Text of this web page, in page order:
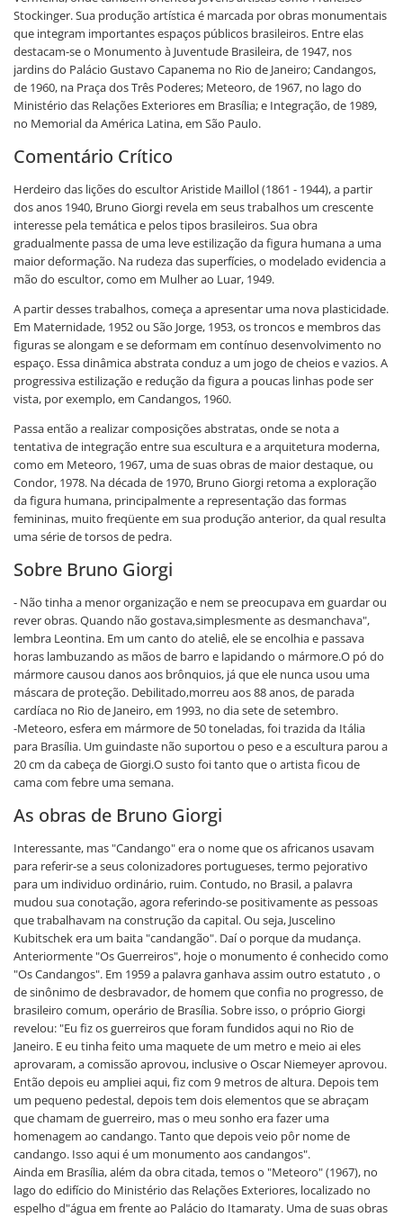
Stockinger. Sua produção artística é marcada por obras monumentais
que integram importantes espaços públicos brasileiros. Entre elas
destacam-se o Monumento à Juventude Brasileira, de 1947, nos
jardins do Palácio Gustavo Capanema no Rio de Janeiro; Candangos,
de 1960, na Praça dos Três Poderes; Meteoro, de 1967, no lago do
Ministério das Relações Exteriores em Brasília; e Integração, de 1989,
no Memorial da América Latina, em São Paulo.
Comentário Crítico
Herdeiro das lições do escultor Aristide Maillol (1861 - 1944), a partir
dos anos 1940, Bruno Giorgi revela em seus trabalhos um crescente
interesse pela temática e pelos tipos brasileiros. Sua obra
gradualmente passa de uma leve estilização da figura humana a uma
maior deformação. Na rudeza das superfícies, o modelado evidencia a
mão do escultor, como em Mulher ao Luar, 1949.
A partir desses trabalhos, começa a apresentar uma nova plasticidade.
Em Maternidade, 1952 ou São Jorge, 1953, os troncos e membros das
figuras se alongam e se deformam em contínuo desenvolvimento no
espaço. Essa dinâmica abstrata conduz a um jogo de cheios e vazios. A
progressiva estilização e redução da figura a poucas linhas pode ser
vista, por exemplo, em Candangos, 1960.
Passa então a realizar composições abstratas, onde se nota a
tentativa de integração entre sua escultura e a arquitetura moderna,
como em Meteoro, 1967, uma de suas obras de maior destaque, ou
Condor, 1978. Na década de 1970, Bruno Giorgi retoma a exploração
da figura humana, principalmente a representação das formas
femininas, muito freqüente em sua produção anterior, da qual resulta
uma série de torsos de pedra.
Sobre Bruno Giorgi
- Não tinha a menor organização e nem se preocupava em guardar ou
rever obras. Quando não gostava,simplesmente as desmanchava",
lembra Leontina. Em um canto do ateliê, ele se encolhia e passava
horas lambuzando as mãos de barro e lapidando o mármore.O pó do
mármore causou danos aos brônquios, já que ele nunca usou uma
máscara de proteção. Debilitado,morreu aos 88 anos, de parada
cardíaca no Rio de Janeiro, em 1993, no dia sete de setembro.
-Meteoro, esfera em mármore de 50 toneladas, foi trazida da Itália
para Brasília. Um guindaste não suportou o peso e a escultura parou a
20 cm da cabeça de Giorgi.O susto foi tanto que o artista ficou de
cama com febre uma semana.
As obras de Bruno Giorgi
Interessante, mas "Candango" era o nome que os africanos usavam
para referir-se a seus colonizadores portugueses, termo pejorativo
para um individuo ordinário, ruim. Contudo, no Brasil, a palavra
mudou sua conotação, agora referindo-se positivamente as pessoas
que trabalhavam na construção da capital. Ou seja, Juscelino
Kubitschek era um baita "candangão". Daí o porque da mudança.
Anteriormente "Os Guerreiros", hoje o monumento é conhecido como
"Os Candangos". Em 1959 a palavra ganhava assim outro estatuto , o
de sinônimo de desbravador, de homem que confia no progresso, de
brasileiro comum, operário de Brasília. Sobre isso, o próprio Giorgi
revelou: "Eu fiz os guerreiros que foram fundidos aqui no Rio de
Janeiro. E eu tinha feito uma maquete de um metro e meio ai eles
aprovaram, a comissão aprovou, inclusive o Oscar Niemeyer aprovou.
Então depois eu ampliei aqui, fiz com 9 metros de altura. Depois tem
um pequeno pedestal, depois tem dois elementos que se abraçam
que chamam de guerreiro, mas o meu sonho era fazer uma
homenagem ao candango. Tanto que depois veio pôr nome de
candango. Isso aqui é um monumento aos candangos".
Ainda em Brasília, além da obra citada, temos o "Meteoro" (1967), no
lago do edifício do Ministério das Relações Exteriores, localizado no
espelho d"água em frente ao Palácio do Itamaraty. Uma de suas obras